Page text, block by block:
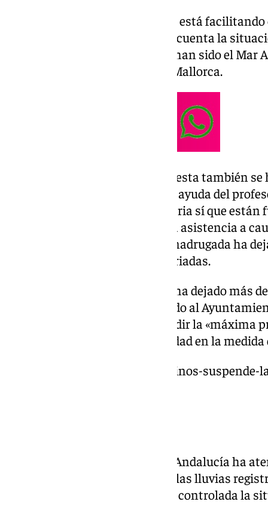
Desde los centros educativos se está
salida de alumnos, teniendo en cuenta la
aunque sin graves incidencias, han sido el Mar
Benyamina y Ciudad Palma de Mallorca.
El instituto Concha Méndez Cuesta también
incidencia se ha resuelto con la ayuda del
Además, los centros de secundaria sí que
aunque han registrado una baja asistencia a
meteorológica, que durante la madrugada ha
diversas incidencias en sus barriadas.
La intensidad del episodio, que ha dejado más
desde la medianoche, ha obligado al
Plan de Emergencias Local y pedir la «máxima
que se insta a reducir su movilidad en la
https://www.101tv.es/torremolinos-suspende-
El sistema de Emergencias 112 Andalucía ha
por las lluvias
consejero, por el momento está controlada la